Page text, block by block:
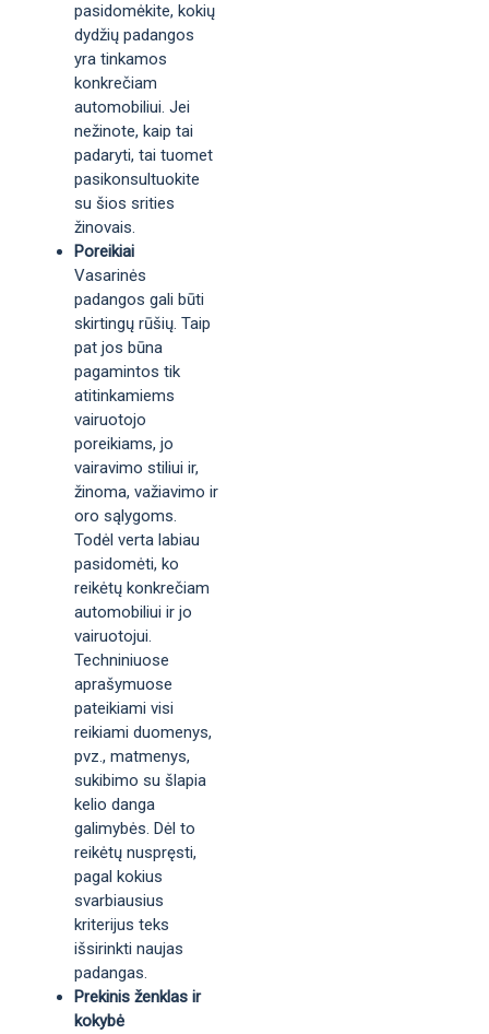
pasidomėkite, kokių
dydžių padangos
yra tinkamos
konkrečiam
automobiliui. Jei
nežinote, kaip tai
padaryti, tai tuomet
pasikonsultuokite
su šios srities
žinovais.
Poreikiai
Vasarinės
padangos gali būti
skirtingų rūšių. Taip
pat jos būna
pagamintos tik
atitinkamiems
vairuotojo
poreikiams, jo
vairavimo stiliui ir,
žinoma, važiavimo ir
oro sąlygoms.
Todėl verta labiau
pasidomėti, ko
reikėtų konkrečiam
automobiliui ir jo
vairuotojui.
Techniniuose
aprašymuose
pateikiami visi
reikiami duomenys,
pvz., matmenys,
sukibimo su šlapia
kelio danga
galimybės. Dėl to
reikėtų nuspręsti,
pagal kokius
svarbiausius
kriterijus teks
išsirinkti naujas
padangas.
Prekinis ženklas ir
kokybė